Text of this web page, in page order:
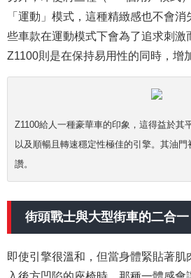
「運動」模式，這種精緻感也不會
些車款在運動模式下會為了追求刺激
Z1100則是在保持易用性的同時，增
Z1100給人一種豪華車的印象，這得益於其
以及順暢且轉速穩定性極佳的引擎。其油
讚。
街頭戰士與大型街車的二合一
即使引擎很溫和，但當身體緊貼著肌